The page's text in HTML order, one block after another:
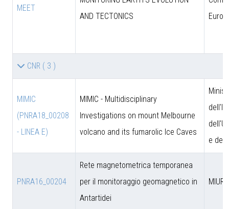
MEET
AND TECTONICS
CNR ( 3 )
MIMIC
(PNRA18_00208
- LINEA E)
MIMIC - Multidisciplinary
Investigations on mount Melbourne
volcano and its fumarolic Ice Caves
e
PNRA16_00204
Rete magnetometrica temporanea
per il monitoraggio geomagnetico in
Antartidei
MIUR